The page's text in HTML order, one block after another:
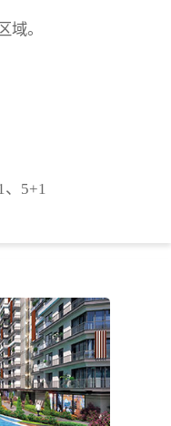
域。
、5+1